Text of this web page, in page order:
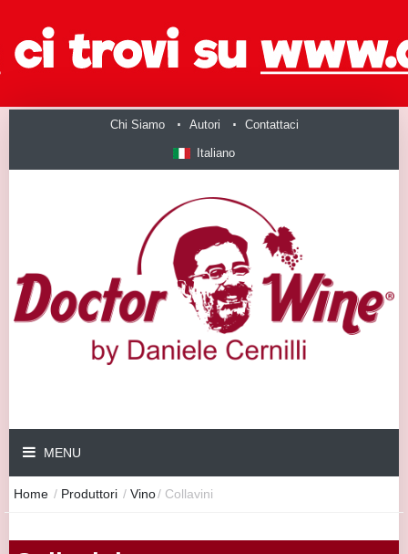
Chi Siamo Autori Contattaci
Italiano
MENU
Home / Produttori / Vino/ Collavini